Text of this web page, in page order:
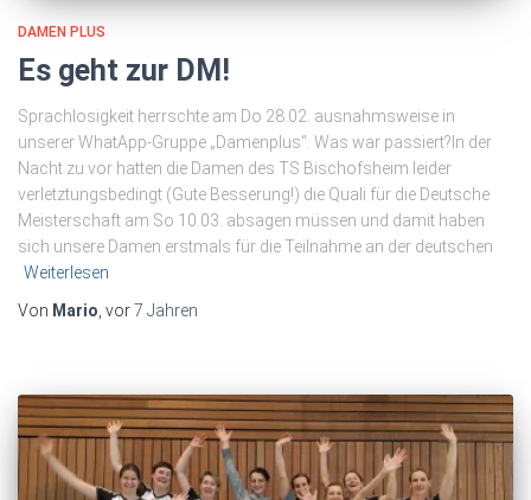
DAMEN PLUS
Es geht zur DM!
Sprachlosigkeit herrschte am Do 28.02. ausnahmsweise in
unserer WhatApp-Gruppe „Damenplus“. Was war passiert?In der
Nacht zu vor hatten die Damen des TS Bischofsheim leider
verletztungsbedingt (Gute Besserung!) die Quali für die Deutsche
Meisterschaft am So 10.03. absagen müssen und damit haben
sich unsere Damen erstmals für die Teilnahme an der deutschen
Weiterlesen
Von Mario, vor7 Jahren